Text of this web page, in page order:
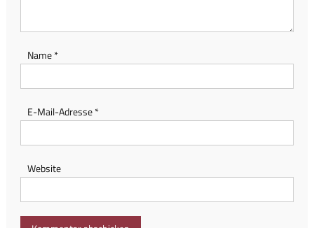
Name*
E-Mail-Adresse*
Website